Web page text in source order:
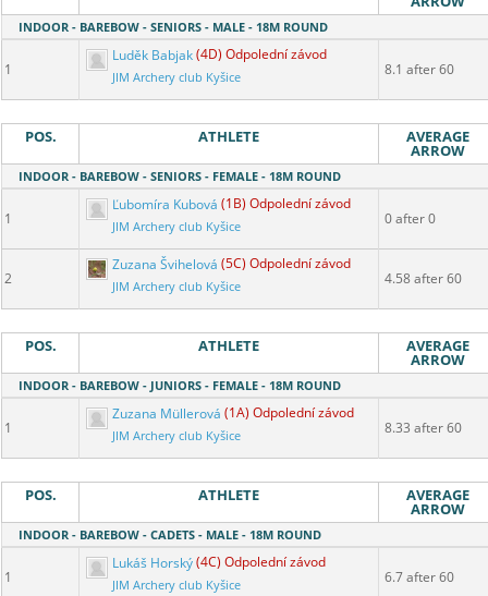
INDOOR - BAREBOW - SENIORS - MALE - 18M ROUND
1
Luděk Babjak(4D) Odpolední závod
JIM Archery club Kyšice 8.1 after 60
POS. ATHLETE AVERAGE
ARROW
INDOOR - BAREBOW - SENIORS - FEMALE - 18M ROUND
1
Ľubomíra Kubová (1B) Odpolední závod
JIM Archery club Kyšice 0 after 0
2
Zuzana Švihelová (5C) Odpolední závod
JIM Archery club Kyšice 4.58 after 60
POS. ATHLETE AVERAGE
ARROW
INDOOR - BAREBOW - JUNIORS - FEMALE - 18M ROUND
1
Zuzana Müllerová (1A) Odpolední závod
JIM Archery club Kyšice 8.33 after 60
POS. ATHLETE AVERAGE
ARROW
INDOOR - BAREBOW - CADETS - MALE - 18M ROUND
1
Lukáš Horský(4C) Odpolední závod
JIM Archery club Kyšice 6.7 after 60